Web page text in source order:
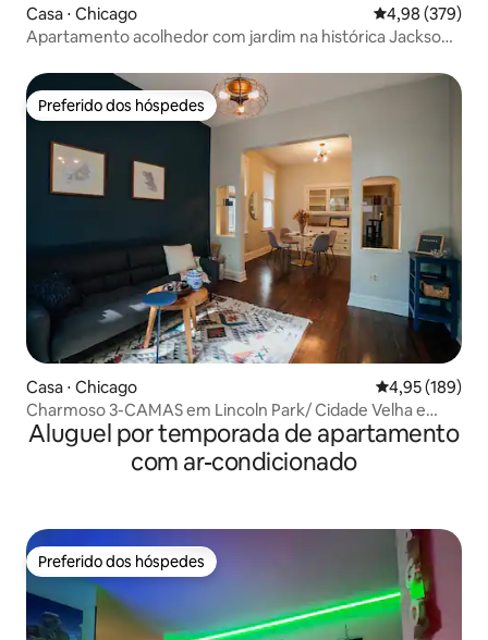
Casa ⋅ Chicago 4,98 de uma
4,98 (379)
Apartamento acolhedor com jardim na histórica Jackson
Preferido dos hóspedes
Preferido dos hóspedes
Casa ⋅ Chicago 4,95 de uma
4,95 (189)
Charmoso 3-CAMAS em Lincoln Park/ Cidade Velha e
Estacionamento
Aluguel por temporada de apartamento
com ar-condicionado
Preferido dos hóspedes
Preferido dos hóspedes